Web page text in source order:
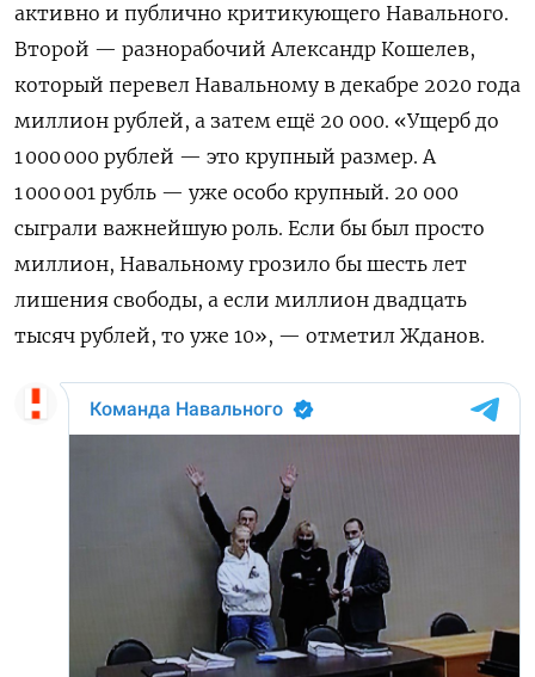
активно и публично критикующего Навального.
Второй — разнорабочий Александр Кошелев,
который перевел Навальному в декабре 2020 года
миллион рублей, а затем ещё 20 000. «Ущерб до
1 000 000 рублей — это крупный размер. А
1 000 001 рубль — уже особо крупный. 20 000
сыграли важнейшую роль. Если бы был просто
миллион, Навальному грозило бы шесть лет
лишения свободы, а если миллион двадцать
тысяч рублей, то уже 10», — отметил Жданов.